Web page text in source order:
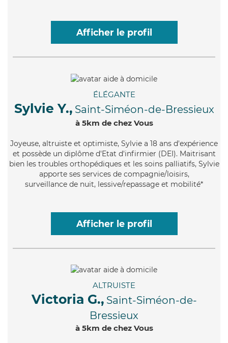
Afficher le profil
ÉLÉGANTE
Sylvie Y., Saint-Siméon-de-Bressieux
à 5km de chez Vous
Joyeuse, altruiste et optimiste, Sylvie a 18 ans d'expérience
et possède un diplôme d'Etat d'infirmier (DEI). Maitrisant
bien les troubles orthopédiques et les soins palliatifs, Sylvie
apporte ses services de compagnie/loisirs,
surveillance de nuit, lessive/repassage et mobilité*
Afficher le profil
ALTRUISTE
Victoria G., Saint-Siméon-de-
Bressieux
à 5km de chez Vous